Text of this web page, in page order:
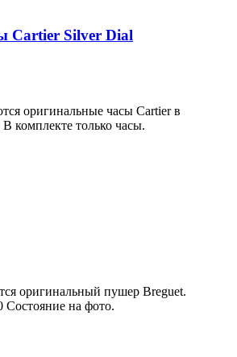
Cartier Silver Dial
оригинальные часы Cartier в
комплекте только часы.
оригинальный пушер Breguet.
Состояние на фото.